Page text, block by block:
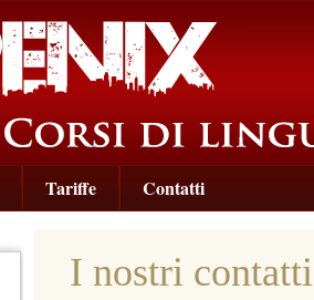
Tariffe Contatti
I nostri